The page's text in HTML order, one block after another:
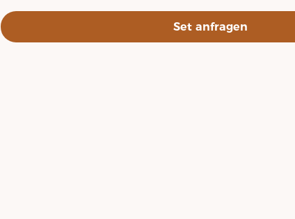
Set anfragen